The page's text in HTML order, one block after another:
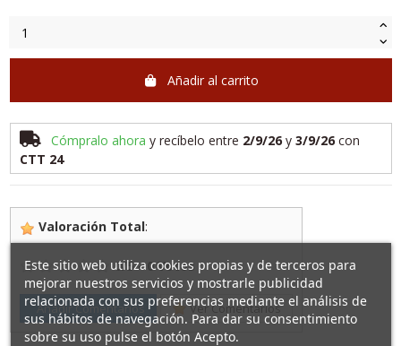
Añadir al carrito
Cómpralo ahora y recíbelo entre 2/9/26y 3/9/26 con
CTT 24
Valoración Total:
0/5- 0 Votos
Añadir Comentarios Ver Comentarios
Este sitio web utiliza cookies propias y de terceros para
mejorar nuestros servicios y mostrarle publicidad
relacionada con sus preferencias mediante el análisis de
sus hábitos de navegación. Para dar su consentimiento
sobre su uso pulse el botón Acepto.